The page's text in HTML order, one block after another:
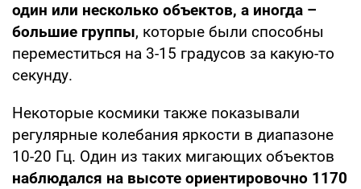
один или несколько объектов, а иногда –
большие группы, которые были способны
переместиться на 3-15 градусов за какую-то
секунду.
Некоторые космики также показывали
регулярные колебания яркости в диапазоне
10-20 Гц. Один из таких мигающих объектов
наблюдался на высоте ориентировочно 1170